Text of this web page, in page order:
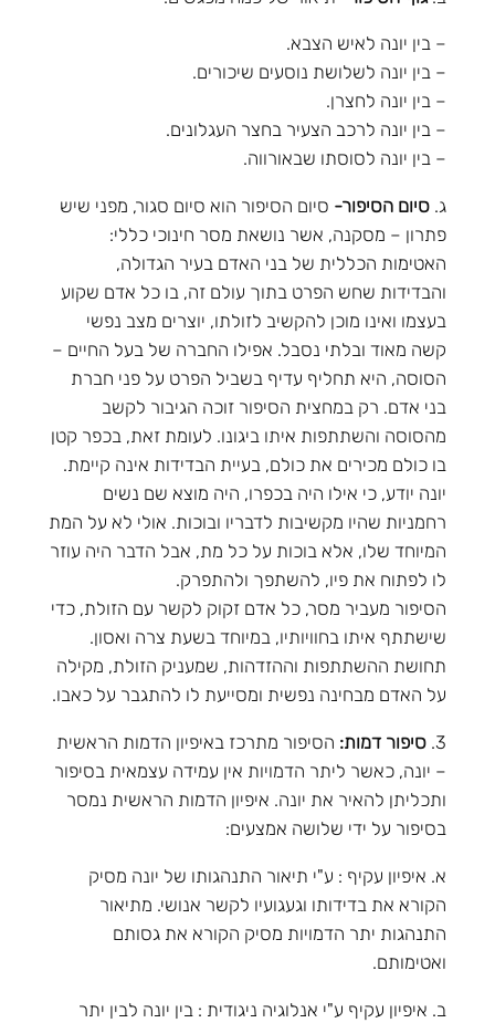
– בין יונה לאיש הצבא.
– בין יונה לשלושת נוסעים שיכורים.
– בין יונה לחצרן.
– בין יונה לרכב הצעיר בחצר העגלונים.
– בין יונה לסוסתו שבאורווה.
ג. סיום הסיפור- סיום הסיפור הוא סיום סגור, מפני שיש
פתרון – מסקנה, אשר נושאת מסר חינוכי כללי:
האטימות הכללית של בני האדם בעיר הגדולה,
והבדידות שחש הפרט בתוך עולם זה, בו כל אדם שקוע
בעצמו ואינו מוכן להקשיב לזולתו, יוצרים מצב נפשי
קשה מאוד ובלתי נסבל. אפילו החברה של בעל החיים –
הסוסה, היא תחליף עדיף בשביל הפרט על פני חברת
בני אדם. רק במחצית הסיפור זוכה הגיבור לקשב
מהסוסה והשתתפות איתו ביגונו. לעומת זאת, בכפר קטן
בו כולם מכירים את כולם, בעיית הבדידות אינה קיימת.
יונה יודע, כי אילו היה בכפרו, היה מוצא שם נשים
רחמניות שהיו מקשיבות לדבריו ובוכות. אולי לא על המת
המיוחד שלו, אלא בוכות על כל מת, אבל הדבר היה עוזר
לו לפתוח את פיו, להשתפך ולהתפרק.
הסיפור מעביר מסר, כל אדם זקוק לקשר עם הזולת, כדי
שישתתף איתו בחוויותיו, במיוחד בשעת צרה ואסון.
תחושת ההשתתפות וההזדהות, שמעניק הזולת, מקילה
על האדם מבחינה נפשית ומסייעת לו להתגבר על כאבו.
3. סיפור דמות: הסיפור מתרכז באיפיון הדמות הראשית
– יונה, כאשר ליתר הדמויות אין עמידה עצמאית בסיפור
ותכליתן להאיר את יונה. איפיון הדמות הראשית נמסר
בסיפור על ידי שלושה אמצעים:
א. איפיון עקיף : ע"י תיאור התנהגותו של יונה מסיק
הקורא את בדידותו וגעגועיו לקשר אנושי. מתיאור
התנהגות יתר הדמויות מסיק הקורא את גסותם
ואטימותם.
ב. איפיון עקיף ע"י אנלוגיה ניגודית : בין יונה לבין יתר